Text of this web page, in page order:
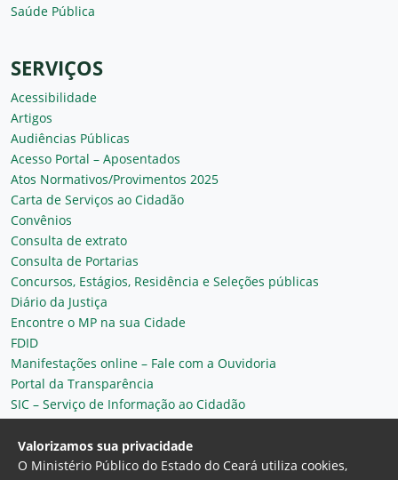
Saúde Pública
SERVIÇOS
Acessibilidade
Artigos
Audiências Públicas
Acesso Portal – Aposentados
Atos Normativos/Provimentos 2025
Carta de Serviços ao Cidadão
Convênios
Consulta de extrato
Consulta de Portarias
Concursos, Estágios, Residência e Seleções públicas
Diário da Justiça
Encontre o MP na sua Cidade
FDID
Manifestações online – Fale com a Ouvidoria
Portal da Transparência
SIC – Serviço de Informação ao Cidadão
Plantão MP do Ceará
Secretaria Geral
Valorizamos sua privacidade
O Ministério Público do Estado do Ceará utiliza cookies,